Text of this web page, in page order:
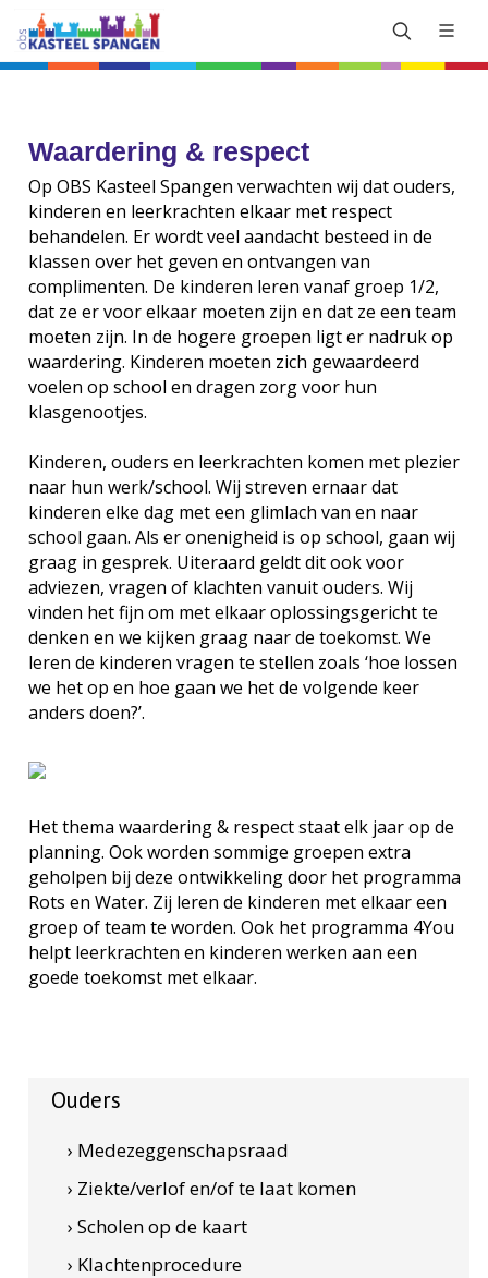
Waardering & respect
Op OBS Kasteel Spangen verwachten wij dat ouders,
kinderen en leerkrachten elkaar met respect
behandelen. Er wordt veel aandacht besteed in de
klassen over het geven en ontvangen van
complimenten. De kinderen leren vanaf groep 1/2,
dat ze er voor elkaar moeten zijn en dat ze een team
moeten zijn. In de hogere groepen ligt er nadruk op
waardering. Kinderen moeten zich gewaardeerd
voelen op school en dragen zorg voor hun
klasgenootjes.
Kinderen, ouders en leerkrachten komen met plezier
naar hun werk/school. Wij streven ernaar dat
kinderen elke dag met een glimlach van en naar
school gaan. Als er onenigheid is op school, gaan wij
graag in gesprek. Uiteraard geldt dit ook voor
adviezen, vragen of klachten vanuit ouders. Wij
vinden het fijn om met elkaar oplossingsgericht te
denken en we kijken graag naar de toekomst. We
leren de kinderen vragen te stellen zoals ‘hoe lossen
we het op en hoe gaan we het de volgende keer
anders doen?’.
Het thema waardering & respect staat elk jaar op de
planning. Ook worden sommige groepen extra
geholpen bij deze ontwikkeling door het programma
Rots en Water. Zij leren de kinderen met elkaar een
groep of team te worden. Ook het programma 4You
helpt leerkrachten en kinderen werken aan een
goede toekomst met elkaar.
Ouders
› Medezeggenschapsraad
› Ziekte/verlof en/of te laat komen
› Scholen op de kaart
› Klachtenprocedure